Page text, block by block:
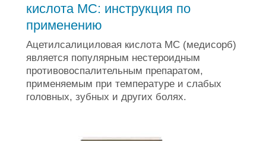
кислота МС: инструкция по
применению
Ацетилсалициловая кислота МС (медисорб)
является популярным нестероидным
противовоспалительным препаратом,
применяемым при температуре и слабых
головных, зубных и других болях.